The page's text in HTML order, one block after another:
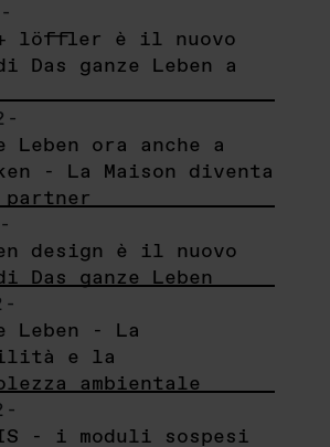
+ löffler è il nuovo
Das ganze Leben a
-
Leben ora anche a
- La Maison diventa
partner
design è il nuovo
Das ganze Leben
-
Leben - La
e la
ambientale
-
- i moduli sospesi